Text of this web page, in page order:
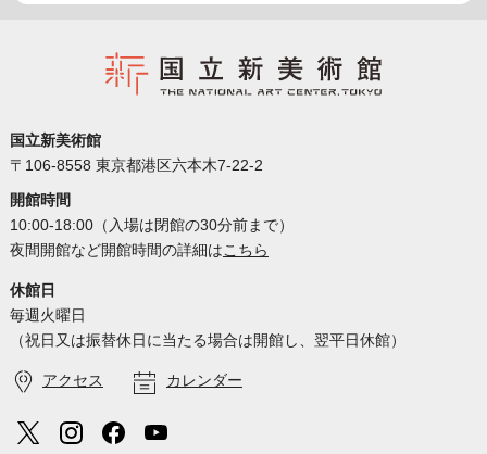
国立新美術館
〒106-8558 東京都港区六本木7-22-2
開館時間
10:00-18:00（入場は閉館の30分前まで）
夜間開館など開館時間の詳細はこちら
休館日
毎週火曜日
（祝日又は振替休日に当たる場合は開館し、翌平日休館）
アクセス カレンダー